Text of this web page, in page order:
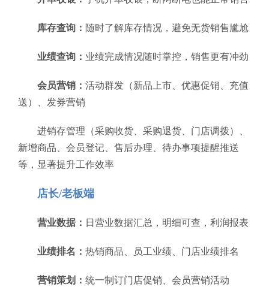
库存查询： 随时了解库存情况，避免无货销售尴尬
业绩查询： 业绩完成情况随时掌控，销售更有冲劲
会员营销： 活动群发（新品上市、优惠促销、充值
送）、发券营销
进销存管理（采购收货、采购退货、门店调拨）、
新增商品、会员登记、售后办理、待办事项提醒推送
等，显著提升工作效率
店长/老板端
营业数据： 日营业数据汇总，明细可查，利润报表
业绩排名： 热销商品、员工业绩、门店业绩排名
营销策划： 统一制订门店促销、会员营销活动